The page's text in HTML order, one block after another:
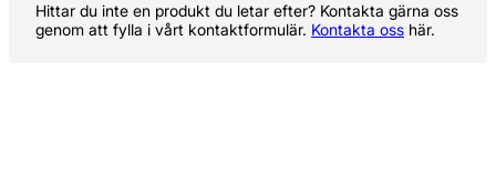
Hittar du inte en produkt du letar efter? Kontakta gärna oss
genom att fylla i vårt kontaktformulär. Kontakta oss här.